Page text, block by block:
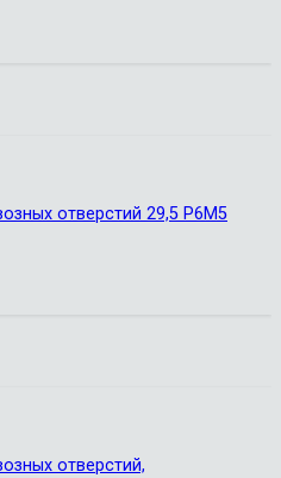
отверстий 29,5 Р6М5
отверстий,